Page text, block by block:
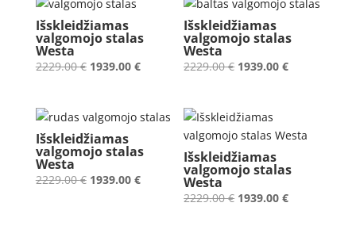
Išskleidžiamas
valgomojo stalas
Westa
2229.00€ Original
2229.00 €.
1939.00 €Current
1939.00 €.
Išskleidžiamas
valgomojo stalas
Westa
2229.00€ Original
2229.00 €.
1939.00€Current
Išskleidžiamas
valgomojo stalas
Westa
2229.00€ Original
1939.00 €Current
Išskleidžiamas
valgomojo stalas
Westa
2229.00€ Original
1939.00€Current